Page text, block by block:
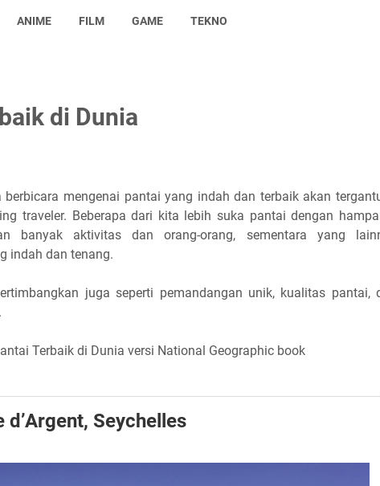
ANIME FILM GAME TEKNO
di Dunia
berbicara mengenai pantai yang indah dan terbaik akan
traveler. Beberapa dari kita lebih suka pantai dengan
banyak aktivitas dan orang-orang, sementara yang
indah dan tenang.
juga seperti pemandangan unik, kualitas pantai,
Terbaik di Dunia versi National Geographic book
d’Argent, Seychelles